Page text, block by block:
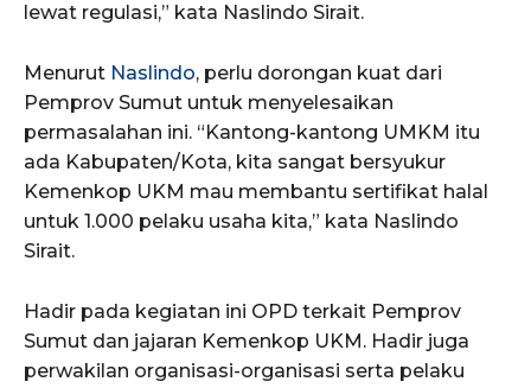
lewat regulasi,” kata Naslindo Sirait.
Menurut Naslindo, perlu dorongan kuat dari
Pemprov Sumut untuk menyelesaikan
permasalahan ini. “Kantong-kantong UMKM itu
ada Kabupaten/Kota, kita sangat bersyukur
Kemenkop UKM mau membantu sertifikat halal
untuk 1.000 pelaku usaha kita,” kata Naslindo
Sirait.
Hadir pada kegiatan ini OPD terkait Pemprov
Sumut dan jajaran Kemenkop UKM. Hadir juga
perwakilan organisasi-organisasi serta pelaku